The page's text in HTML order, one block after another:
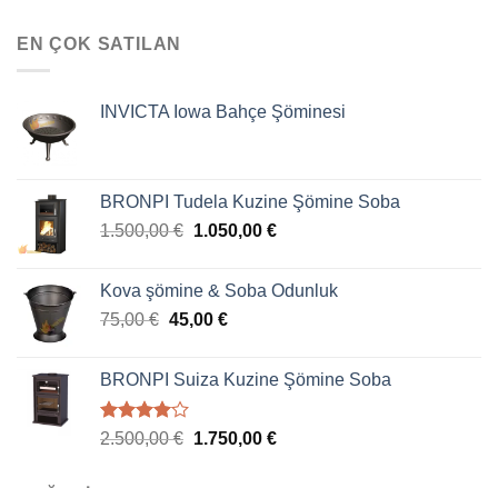
EN ÇOK SATILAN
INVICTA Iowa Bahçe Şöminesi
BRONPI Tudela Kuzine Şömine Soba
1.500,00€ 1.050,00 €
Kova şömine & Soba Odunluk
75,00€ 45,00 €
BRONPI Suiza Kuzine Şömine Soba
5
2.500,00€ 1.750,00 €